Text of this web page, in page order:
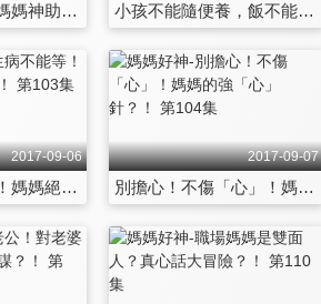
開除廢物老公！媽媽神助手報到？！ 第96集 小孩不能隨便養，飯不能隨便吃！ 第97集
2017-09-06
小孩生病不能等！媽媽絕招大驗證？！ 第103集
2017-09-07
別擔心！不傷「心」！媽媽的強「心」針？！ 第104集